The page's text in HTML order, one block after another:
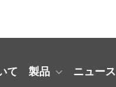
て 製品 ニュース